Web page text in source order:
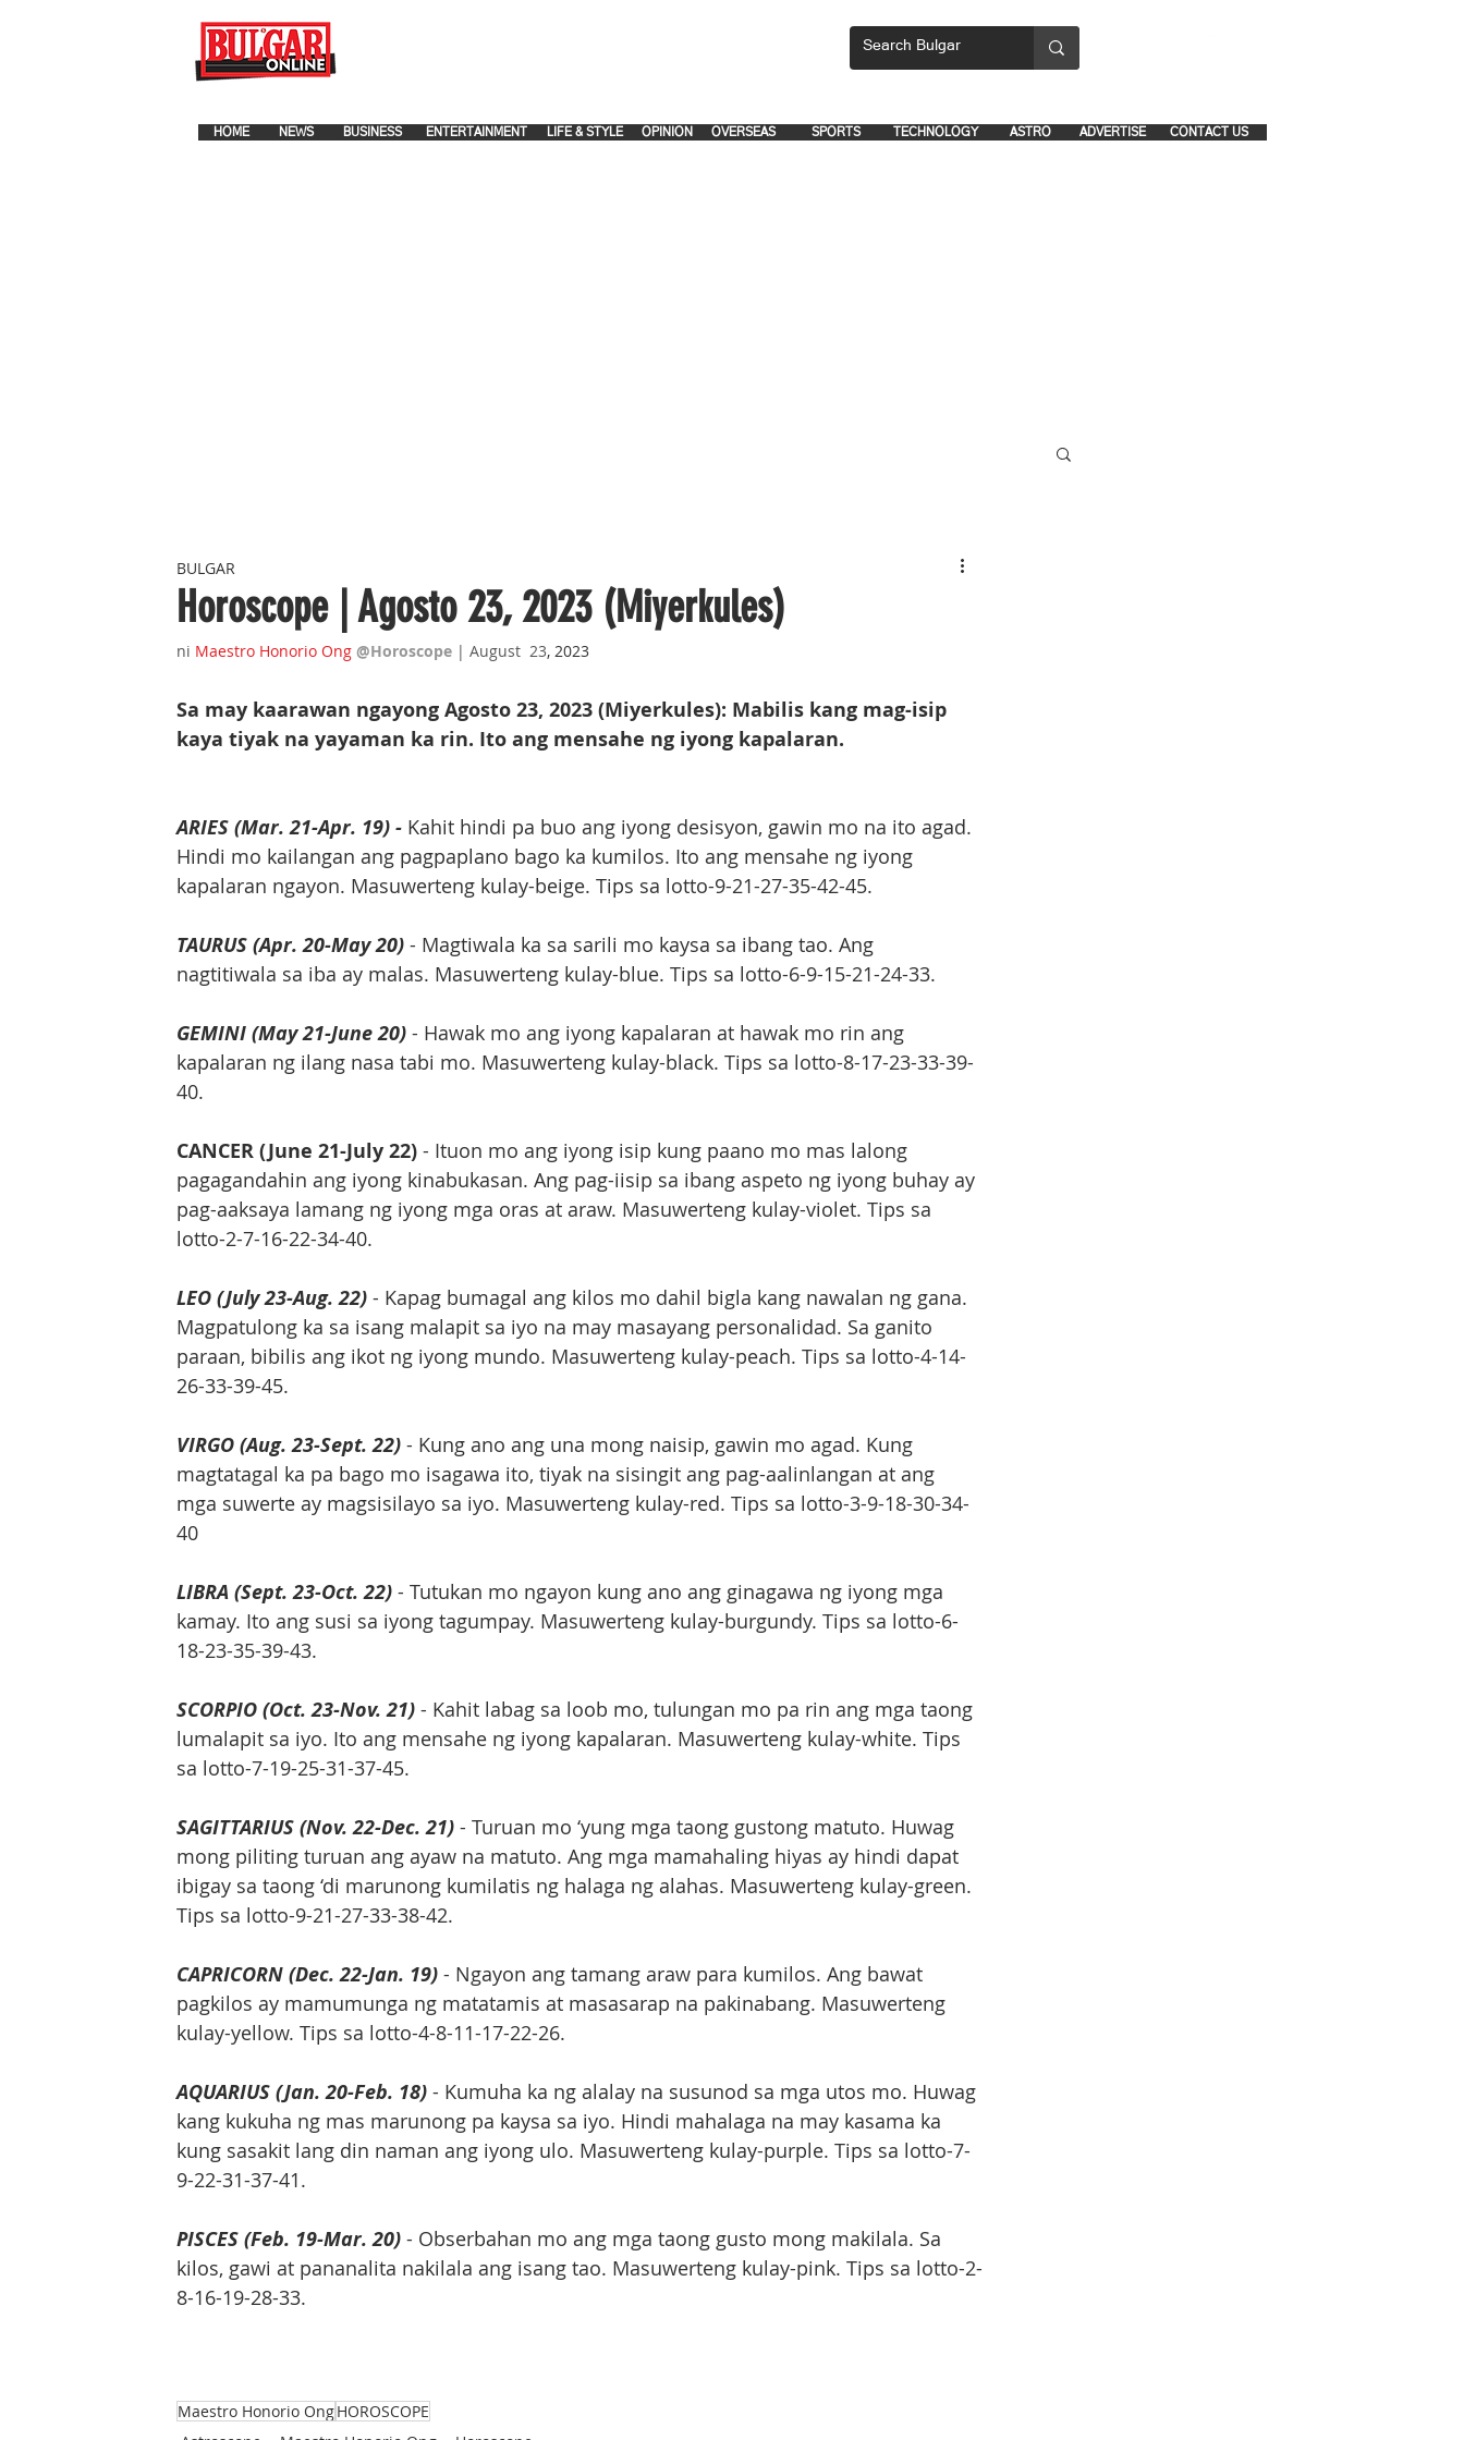
CONTACT US
ADVERTISE
ASTRO
TECHNOLOGY
SPORTS
OVERSEAS
OPINION
LIFE & STYLE
ENTERTAINMENT
NEWS
HOME BUSINESS . .
Horoscope | Agosto 23, 2023 (Miyerkules)
BULGAR
ni Maestro Honorio Ong @Horoscope | August  23, 2023
Sa may kaarawan ngayong Agosto 23, 2023 (Miyerkules): Mabilis kang mag-isip
kaya tiyak na yayaman ka rin. Ito ang mensahe ng iyong kapalaran.
ARIES (Mar. 21-Apr. 19) - Kahit hindi pa buo ang iyong desisyon, gawin mo na ito agad.
Hindi mo kailangan ang pagpaplano bago ka kumilos. Ito ang mensahe ng iyong
kapalaran ngayon. Masuwerteng kulay-beige. Tips sa lotto-9-21-27-35-42-45.
TAURUS (Apr. 20-May 20) - Magtiwala ka sa sarili mo kaysa sa ibang tao. Ang
nagtitiwala sa iba ay malas. Masuwerteng kulay-blue. Tips sa lotto-6-9-15-21-24-33.
GEMINI (May 21-June 20) - Hawak mo ang iyong kapalaran at hawak mo rin ang
kapalaran ng ilang nasa tabi mo. Masuwerteng kulay-black. Tips sa lotto-8-17-23-33-39-
40.
CANCER (June 21-July 22) - Ituon mo ang iyong isip kung paano mo mas lalong
pagagandahin ang iyong kinabukasan. Ang pag-iisip sa ibang aspeto ng iyong buhay ay
pag-aaksaya lamang ng iyong mga oras at araw. Masuwerteng kulay-violet. Tips sa
lotto-2-7-16-22-34-40.
LEO (July 23-Aug. 22) - Kapag bumagal ang kilos mo dahil bigla kang nawalan ng gana.
Magpatulong ka sa isang malapit sa iyo na may masayang personalidad. Sa ganito
paraan, bibilis ang ikot ng iyong mundo. Masuwerteng kulay-peach. Tips sa lotto-4-14-
26-33-39-45.
VIRGO (Aug. 23-Sept. 22) - Kung ano ang una mong naisip, gawin mo agad. Kung
magtatagal ka pa bago mo isagawa ito, tiyak na sisingit ang pag-aalinlangan at ang
mga suwerte ay magsisilayo sa iyo. Masuwerteng kulay-red. Tips sa lotto-3-9-18-30-34-
40
LIBRA (Sept. 23-Oct. 22) - Tutukan mo ngayon kung ano ang ginagawa ng iyong mga
kamay. Ito ang susi sa iyong tagumpay. Masuwerteng kulay-burgundy. Tips sa lotto-6-
18-23-35-39-43.
SCORPIO (Oct. 23-Nov. 21) - Kahit labag sa loob mo, tulungan mo pa rin ang mga taong
lumalapit sa iyo. Ito ang mensahe ng iyong kapalaran. Masuwerteng kulay-white. Tips
sa lotto-7-19-25-31-37-45.
SAGITTARIUS (Nov. 22-Dec. 21) - Turuan mo ‘yung mga taong gustong matuto. Huwag
mong piliting turuan ang ayaw na matuto. Ang mga mamahaling hiyas ay hindi dapat
ibigay sa taong ‘di marunong kumilatis ng halaga ng alahas. Masuwerteng kulay-green.
Tips sa lotto-9-21-27-33-38-42.
CAPRICORN (Dec. 22-Jan. 19) - Ngayon ang tamang araw para kumilos. Ang bawat
pagkilos ay mamumunga ng matatamis at masasarap na pakinabang. Masuwerteng
kulay-yellow. Tips sa lotto-4-8-11-17-22-26.
AQUARIUS (Jan. 20-Feb. 18) - Kumuha ka ng alalay na susunod sa mga utos mo. Huwag
kang kukuha ng mas marunong pa kaysa sa iyo. Hindi mahalaga na may kasama ka
kung sasakit lang din naman ang iyong ulo. Masuwerteng kulay-purple. Tips sa lotto-7-
9-22-31-37-41.
PISCES (Feb. 19-Mar. 20) - Obserbahan mo ang mga taong gusto mong makilala. Sa
kilos, gawi at pananalita nakilala ang isang tao. Masuwerteng kulay-pink. Tips sa lotto-2-
8-16-19-28-33.
Maestro Honorio OngHOROSCOPE